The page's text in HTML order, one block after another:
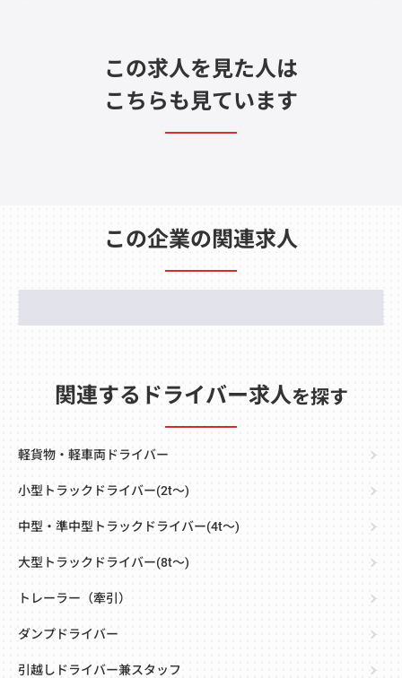
この求人を見た人は
こちらも見ています
この企業の関連求人
関連するドライバー求人を探す
軽貨物・軽車両ドライバー
小型トラックドライバー(2t～)
中型・準中型トラックドライバー(4t～)
大型トラックドライバー(8t～)
トレーラー（牽引）
ダンプドライバー
引越しドライバー兼スタッフ